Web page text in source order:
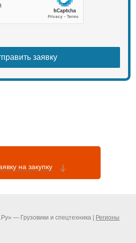
на закупку
— Грузовики и спецтехника | Регионы